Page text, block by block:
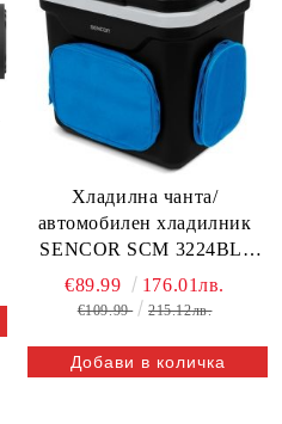
Хладилна чанта/
автомобилен хладилник
SENCOR SCM 3224BL-
EUE4, 24 литра
€89.99 176.01лв.
€109.99 215.12лв.